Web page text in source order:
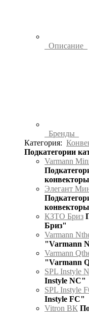
Описание
Бренды
Категория:
Подкатегории
Varmann
Элегант
КЗТО Бриз
Бриз"
Varmann
"Varmann
Varmann
"Varmann
SPL Instyle
Instyle NC"
SPL Instyle
Instyle FC"
Vitron ВК